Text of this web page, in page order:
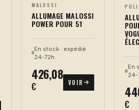
MALOSSI
ALLUMAGE MALOSSI
POWER POUR 51
En stock · expédié
24-72h
426,08
€ VOIR
En
24-
€